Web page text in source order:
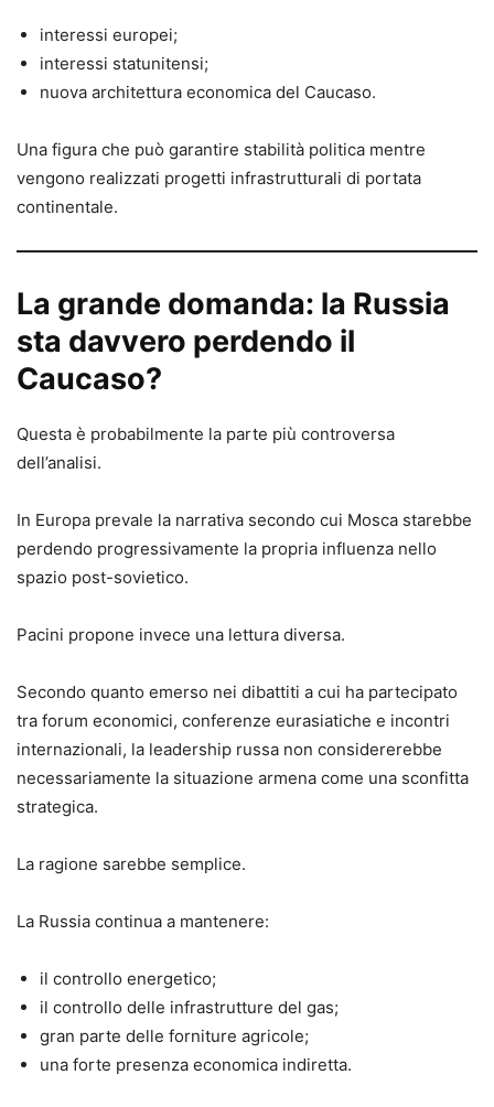
interessi europei;
interessi statunitensi;
nuova architettura economica del Caucaso.
Una figura che può garantire stabilità politica mentre
vengono realizzati progetti infrastrutturali di portata
continentale.
La grande domanda: la Russia
sta davvero perdendo il
Caucaso?
Questa è probabilmente la parte più controversa
dell’analisi.
In Europa prevale la narrativa secondo cui Mosca starebbe
perdendo progressivamente la propria influenza nello
spazio post-sovietico.
Pacini propone invece una lettura diversa.
Secondo quanto emerso nei dibattiti a cui ha partecipato
tra forum economici, conferenze eurasiatiche e incontri
internazionali, la leadership russa non considererebbe
necessariamente la situazione armena come una sconfitta
strategica.
La ragione sarebbe semplice.
La Russia continua a mantenere:
il controllo energetico;
il controllo delle infrastrutture del gas;
gran parte delle forniture agricole;
una forte presenza economica indiretta.